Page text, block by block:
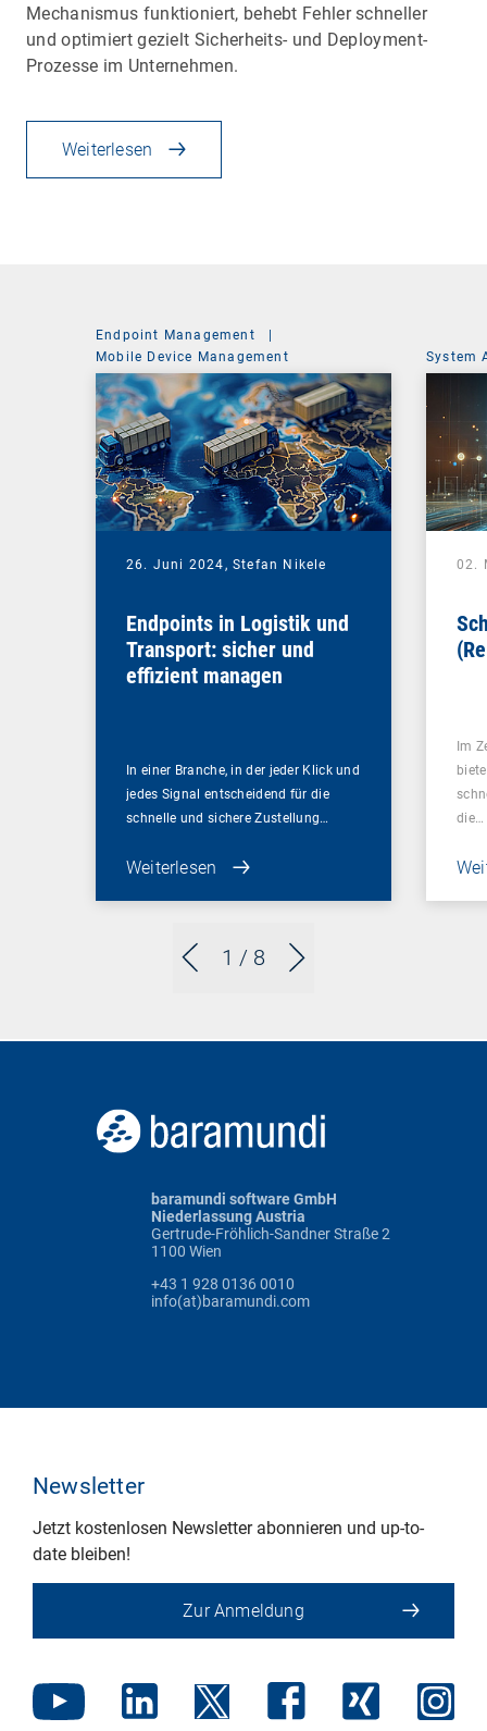
Mechanismus funktioniert, behebt Fehler schneller
und optimiert gezielt Sicherheits- und Deployment-
Prozesse im Unternehmen.
Weiterlesen
1 / 8
Endpoint Management
|
Mobile Device Management
26. Juni 2024, Stefan Nikele
Endpoints in Logistik und
Transport: sicher und
effizient managen
In einer Branche, in der jeder Klick und
jedes Signal entscheidend für die
schnelle und sichere Zustellung…
Weiterlesen
System
02.
Im
die…
baramundi software GmbH
Niederlassung Austria
Gertrude-Fröhlich-Sandner Straße 2
1100 Wien
+43 1 928 0136 0010
info(at)baramundi.com
Newsletter
Jetzt kostenlosen Newsletter abonnieren und up-to-
date bleiben!
Zur Anmeldung